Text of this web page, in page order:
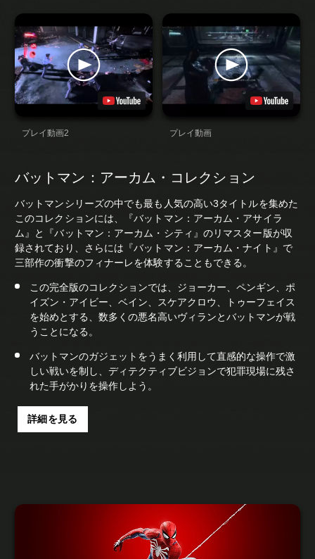
プレイ動画2 プレイ動画
バットマン：アーカム・コレクション
バットマンシリーズの中でも最も人気の高い3タイトルを集めた
このコレクションには、『バットマン：アーカム・アサイラ
ム』と『バットマン：アーカム・シティ』のリマスター版が収
録されており、さらには『バットマン：アーカム・ナイト』で
三部作の衝撃のフィナーレを体験することもできる。
この完全版のコレクションでは、ジョーカー、ペンギン、ポ
イズン・アイビー、ベイン、スケアクロウ、トゥーフェイス
を始めとする、数多くの悪名高いヴィランとバットマンが戦
うことになる。
バットマンのガジェットをうまく利用して直感的な操作で激
しい戦いを制し、ディテクティブビジョンで犯罪現場に残さ
れた手がかりを操作しよう。
詳細を見る